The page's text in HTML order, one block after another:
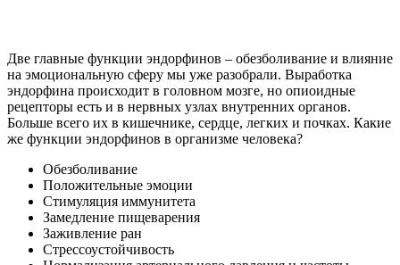
Эндорфин – наркотик?